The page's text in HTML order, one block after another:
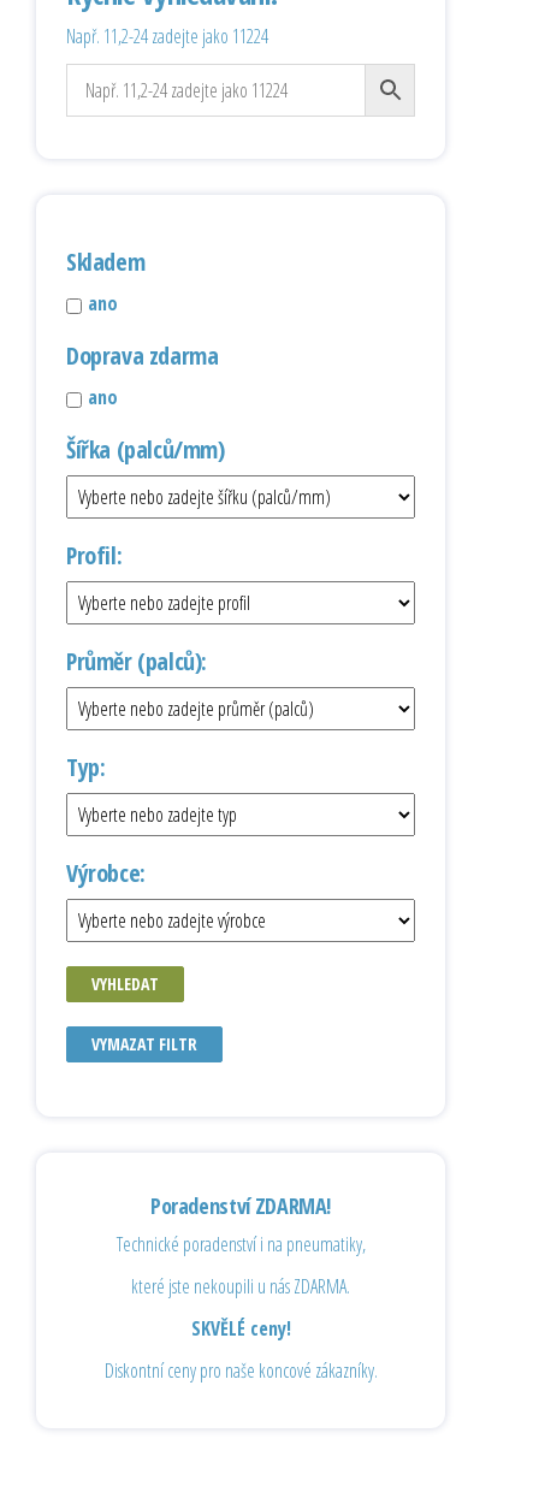
Např. 11,2-24 zadejte jako 11224
Skladem
ano
Doprava zdarma
ano
Šířka (palců/mm)
Profil:
Průměr (palců):
Typ:
Výrobce:
VYHLEDAT
VYMAZAT FILTR
Poradenství ZDARMA!
Technické poradenství i na pneumatiky,
které jste nekoupili u nás ZDARMA.
SKVĚLÉ ceny!
Diskontní ceny pro naše koncové zákazníky.